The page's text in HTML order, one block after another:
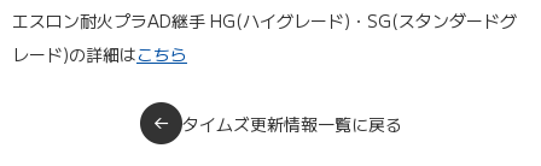
エスロン耐火プラAD継手 HG(ハイグレード)・SG(スタンダードグ
レード)の詳細はこちら
タイムズ更新情報一覧に戻る